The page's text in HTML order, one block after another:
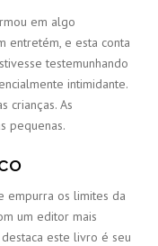
em algo
entretém, e esta conta
testemunhando
intimidante.
crianças. As
pequenas.
empurra os limites da
um editor mais
este livro é seu